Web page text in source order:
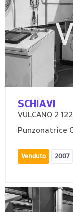
SCHIAVI
VULCANO 2
Punzonatrice
Venduto 2007